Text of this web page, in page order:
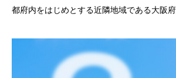
都府内をはじめとする近隣地域である大阪